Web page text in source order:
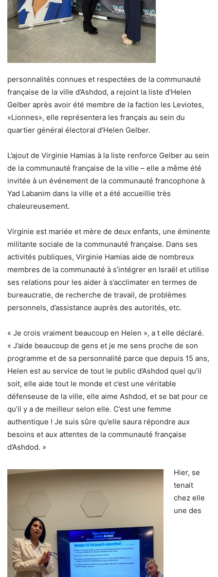
personnalités connues et respectées de la communauté
française de la ville d’Ashdod, a rejoint la liste d’Helen
Gelber après avoir été membre de la faction les Leviotes,
«Lionnes», elle représentera les français au sein du
quartier général électoral d’Helen Gelber.
L’ajout de Virginie Hamias à la liste renforce Gelber au sein
de la communauté française de la ville – elle a même été
invitée à un événement de la communauté francophone à
Yad Labanim dans la ville et a été accueillie très
chaleureusement.
Virginie est mariée et mère de deux enfants, une éminente
militante sociale de la communauté française. Dans ses
activités publiques, Virginie Hamias aide de nombreux
membres de la communauté à s’intégrer en Israël et utilise
ses relations pour les aider à s’acclimater en termes de
bureaucratie, de recherche de travail, de problèmes
personnels, d’assistance auprès des autorités, etc.
« Je crois vraiment beaucoup en Helen », a t elle déclaré.
« J’aide beaucoup de gens et je me sens proche de son
programme et de sa personnalité parce que depuis 15 ans,
Helen est au service de tout le public d’Ashdod quel qu’il
soit, elle aide tout le monde et c’est une véritable
défenseuse de la ville, elle aime Ashdod, et se bat pour ce
qu’il y a de meilleur selon elle. C’est une femme
authentique ! Je suis sûre qu’elle saura répondre aux
besoins et aux attentes de la communauté française
d’Ashdod. »
Hier, se
tenait
chez elle
une des